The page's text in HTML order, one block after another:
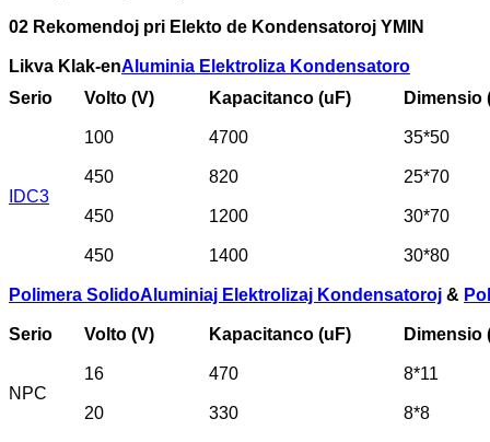
02 Rekomendoj pri Elekto de Kondensatoroj YMIN
Likva Klak-enAluminia Elektroliza Kondensatoro
Serio
Volto (V) Kapacitanco (uF) Dimensio
IDC3
100 4700 35*50
450 820 25*70
450 1200 30*70
450 1400 30*80
Polimera SolidoAluminiaj Elektrolizaj Kondensatoroj &
Serio Volto (V) Kapacitanco (uF) Dimensio
NPC
16 470 8*11
20 330 8*8